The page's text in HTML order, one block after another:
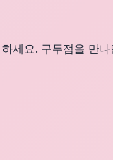
세요. 구두점을 만